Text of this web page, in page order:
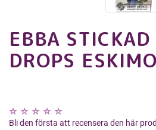
EBBA
DROPS ESKIMO
Bli den första att recensera den här